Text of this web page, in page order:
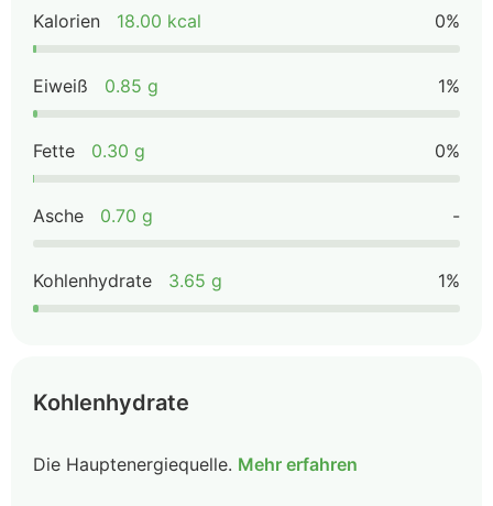
Kalorien 18.00 kcal 0%
Eiweiß 0.85 g 1%
Fette 0.30 g 0%
Asche 0.70 g -
Kohlenhydrate 3.65 g 1%
Kohlenhydrate
Die Hauptenergiequelle. Mehr erfahren